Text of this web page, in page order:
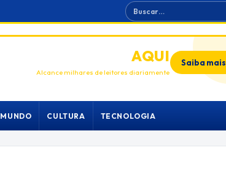
Buscar
ANUNCIEAQUI
Alcance milhares de leitores diariamente
Saiba mais
MUNDO CULTURA TECNOLOGIA